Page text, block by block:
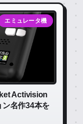
エミュレータ機
Activision
名作34本を